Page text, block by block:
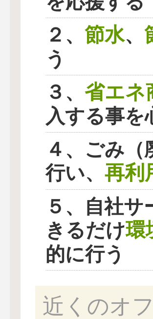
２、 節水、
う
３、 省エネ
入する事を
４、ごみ（
行い、 再利
５、自社
きるだけ環
的に行う
近くのオ